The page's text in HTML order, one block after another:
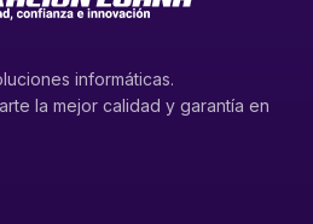
informáticas.
la mejor calidad y garantía en